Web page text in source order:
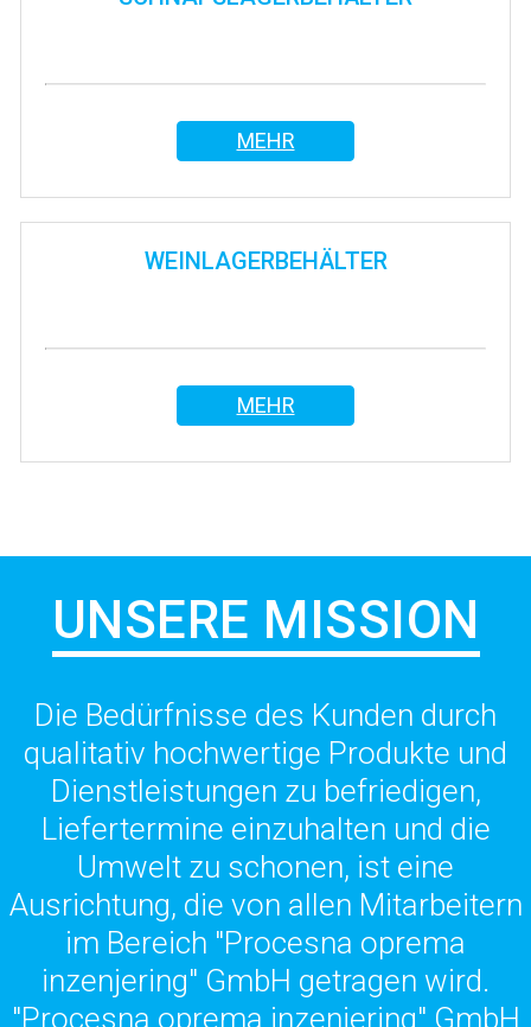
MEHR
WEINLAGERBEHÄLTER
MEHR
UNSERE MISSION
Die Bedürfnisse des Kunden durch
qualitativ hochwertige Produkte und
Dienstleistungen zu befriedigen,
Liefertermine einzuhalten und die
Umwelt zu schonen, ist eine
Ausrichtung, die von allen Mitarbeitern
im Bereich "Procesna oprema
inzenjering" GmbH getragen wird.
"Procesna oprema inzenjering" GmbH